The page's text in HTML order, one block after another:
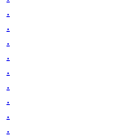
.
.
.
.
.
.
.
.
.